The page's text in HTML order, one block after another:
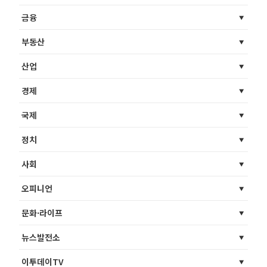
금융
부동산
산업
경제
국제
정치
사회
오피니언
문화·라이프
뉴스발전소
이투데이TV